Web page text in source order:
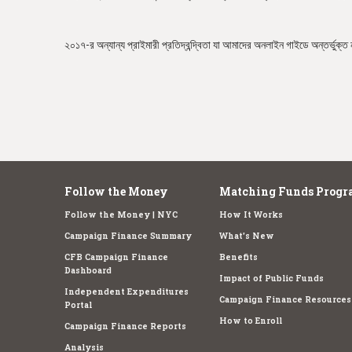
২০১৭-র অন্যান্য প্রাইমারী প্রতিদ্বন্দ্বিতা যা আমাদের অনলাইন গাইডে
Follow the Money
Follow the Money | NYC
Campaign Finance Summary
CFB Campaign Finance
Dashboard
Independent Expenditures
Portal
Campaign Finance Reports
Analysis
Matching Funds
How It Works
What's New
Benefits
Impact of Public Funds
Campaign Finance Resources
How to Enroll